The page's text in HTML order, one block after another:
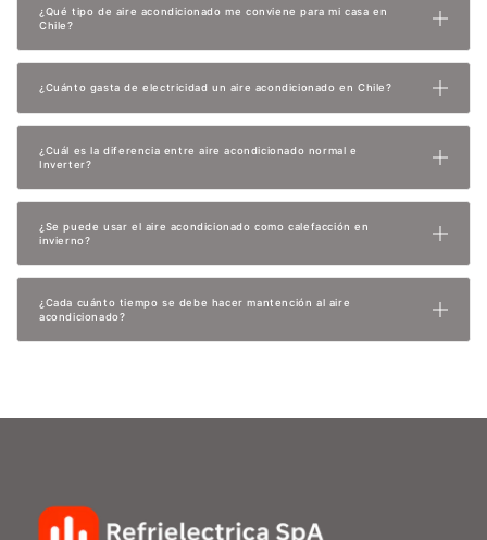
¿Qué tipo de aire acondicionado me conviene para mi casa en
Chile?
¿Cuánto gasta de electricidad un aire acondicionado en Chile?
¿Cuál es la diferencia entre aire acondicionado normal e
Inverter?
¿Se puede usar el aire acondicionado como calefacción en
invierno?
¿Cada cuánto tiempo se debe hacer mantención al aire
acondicionado?